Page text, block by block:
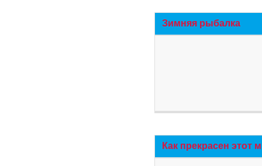
Зимняя рыбалка
Как прекрасен этот